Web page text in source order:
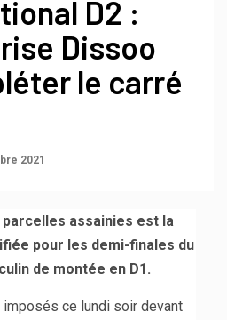
D2 :
Dissoo
le carré
2021
parcelles assainies est la
pour les demi-finales du
de montée en D1.
ce lundi soir devant